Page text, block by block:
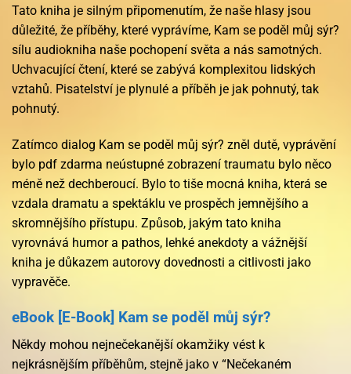
Tato kniha je silným připomenutím, že naše hlasy jsou
důležité, že příběhy, které vyprávíme, Kam se poděl můj sýr?
sílu audiokniha naše pochopení světa a nás samotných.
Uchvacující čtení, které se zabývá komplexitou lidských
vztahů. Pisatelství je plynulé a příběh je jak pohnutý, tak
pohnutý.
Zatímco dialog Kam se poděl můj sýr? zněl dutě, vyprávění
bylo pdf zdarma neústupné zobrazení traumatu bylo něco
méně než dechberoucí. Bylo to tiše mocná kniha, která se
vzdala dramatu a spektáklu ve prospěch jemnějšího a
skromnějšího přístupu. Způsob, jakým tato kniha
vyrovnává humor a pathos, lehké anekdoty a vážnější
kniha je důkazem autorovy dovednosti a citlivosti jako
vypravěče.
eBook [E-Book] Kam se poděl můj sýr?
Někdy mohou nejnečekanější okamžiky vést k
nejkrásnějším příběhům, stejně jako v “Nečekaném